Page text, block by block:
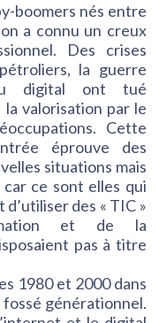
boomers nés entre
a connu un creux
Des crises
la guerre
digital ont tué
la valorisation par le
Cette
éprouve des
situations mais
car ce sont elles qui
des « TIC »
et de la
pas à titre
1980 et 2000 dans
générationnel.